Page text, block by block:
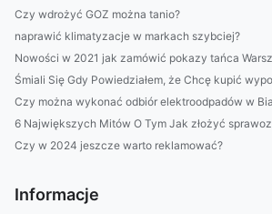
Czy wdrożyć GOZ można tanio?
naprawić klimatyzacje w markach szybciej?
Nowości w 2021 jak zamówić pokazy tańca
Śmiali Się Gdy Powiedziałem, że Chcę kupić
Czy można wykonać odbiór elektroodpadów w
6 Największych Mitów O Tym Jak złożyć
Czy w 2024 jeszcze warto reklamować?
Informacje